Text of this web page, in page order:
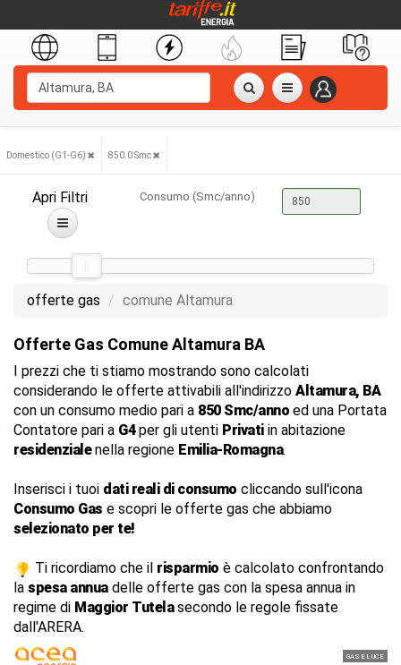
Domestico (G1-G6) 850.0 Smc
Apri Filtri Consumo (Smc/anno)
offerte gas comune Altamura
Offerte Gas Comune Altamura BA
I prezzi che ti stiamo mostrando sono calcolati
considerando le offerte attivabili all'indirizzo Altamura, BA
con un consumo medio pari a 850 Smc/anno ed una Portata
Contatore pari a G4per gli utenti Privatiin abitazione
residenzialenella regione Emilia-Romagna.
Inserisci i tuoi dati reali di consumo cliccando sull'icona
Consumo Gas e scopri le offerte gas che abbiamo
selezionato per te!
Ti ricordiamo che il risparmio è calcolato confrontando
la spesa annuadelle offerte gas con la spesa annua in
regime di Maggior Tutelasecondo le regole fissate
dall'ARERA.
GAS E LUCE